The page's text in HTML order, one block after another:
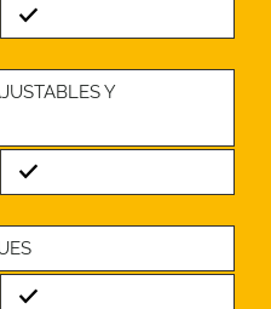
Standard
Y
Standard
Standard